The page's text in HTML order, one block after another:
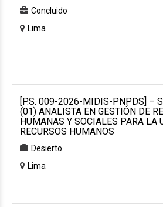
Concluido
Lima
[P.S. 009-2026-MIDIS-PNPDS] –
(01) ANALISTA EN GESTIÓN DE
HUMANAS Y SOCIALES PARA LA
RECURSOS HUMANOS
Desierto
Lima